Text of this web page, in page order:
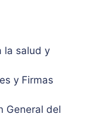
la salud y
y Firmas
General del